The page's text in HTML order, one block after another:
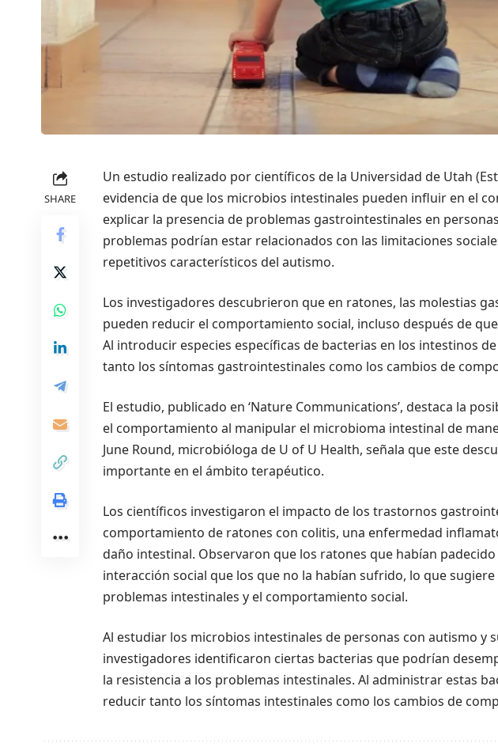
SHARE
Un estudio realizado por científicos de la Universidad de Utah
evidencia de que los microbios intestinales pueden influir en el
explicar la presencia de problemas gastrointestinales en
problemas podrían estar relacionados con las limitaciones
repetitivos característicos del autismo.
Los investigadores descubrieron que en ratones, las molestias
pueden reducir el comportamiento social, incluso después de
Al introducir especies específicas de bacterias en los intestinos
tanto los síntomas gastrointestinales como los cambios de
El estudio, publicado en ‘Nature Communications’, destaca la
el comportamiento al manipular el microbioma intestinal de
June Round, microbióloga de U of U Health, señala que este
importante en el ámbito terapéutico.
Los científicos investigaron el impacto de los trastornos
comportamiento de ratones con colitis, una enfermedad
daño intestinal. Observaron que los ratones que habían
interacción social que los que no la habían sufrido, lo que
problemas intestinales y el comportamiento social.
Al estudiar los microbios intestinales de personas con autismo y
investigadores identificaron ciertas bacterias que podrían
la resistencia a los problemas intestinales. Al administrar estas
reducir tanto los síntomas intestinales como los cambios de